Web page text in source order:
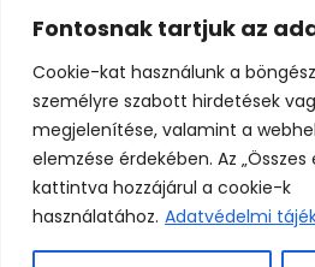
Fontosnak tartjuk az
Cookie-kat használunk a
személyre szabott hirdetések
megjelenítése, valamint a
elemzése érdekében. Az
kattintva hozzájárul a cookie-k
használatához. Adatvédelmi
Farmer Hungary Kft.
9700 Szombathely 11-es Huszár Út 147
Adószám: 28769534-2-18
Tel: 06-70-795-3769
info@farmerhungary.hu
Nyitvatartás
Kedd: 8:00–17:00
Szerda: 8:00–17:00
Csütörtök: 8:00–17:00
Szombat: 8:00–17:00